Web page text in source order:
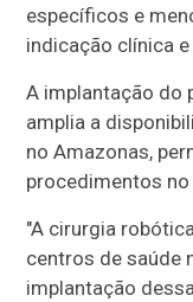
específicos e
indicação clínica
A implantação do
amplia a
no Amazonas,
procedimentos
"A cirurgia
centros de saúde
implantação